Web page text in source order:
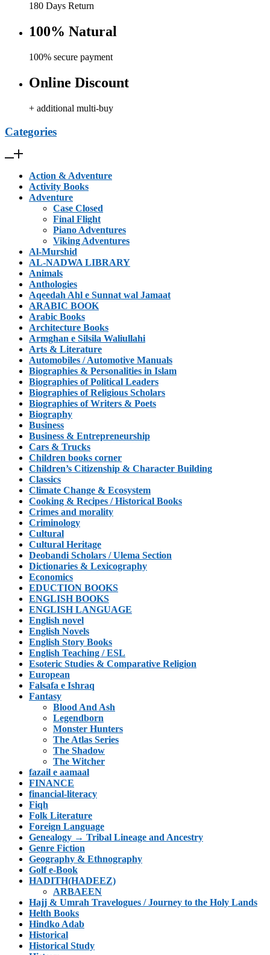
180 Days Return
100% Natural
100% secure payment
Online Discount
+ additional multi-buy
Categories
Action & Adventure
Activity Books
Adventure
Case Closed
Final Flight
Piano Adventures
Viking Adventures
Al-Murshid
AL-NADWA LIBRARY
Animals
Anthologies
Aqeedah Ahl e Sunnat wal Jamaat
ARABIC BOOK
Arabic Books
Architecture Books
Armghan e Silsila Waliullahi
Arts & Literature
Automobiles / Automotive Manuals
Biographies & Personalities in Islam
Biographies of Political Leaders
Biographies of Religious Scholars
Biographies of Writers & Poets
Biography
Business
Business & Entrepreneurship
Cars & Trucks
Children books corner
Children’s Citizenship & Character Building
Classics
Climate Change & Ecosystem
Cooking & Recipes / Historical Books
Crimes and morality
Criminology
Cultural
Cultural Heritage
Deobandi Scholars / Ulema Section
Dictionaries & Lexicography
Economics
EDUCTION BOOKS
ENGLISH BOOKS
ENGLISH LANGUAGE
English novel
English Novels
English Story Books
English Teaching / ESL
Esoteric Studies & Comparative Religion
European
Falsafa e Ishraq
Fantasy
Blood And Ash
Legendborn
Monster Hunters
The Atlas Series
The Shadow
The Witcher
fazail e aamaal
FINANCE
financial-literacy
Fiqh
Folk Literature
Foreign Language
Genealogy → Tribal Lineage and Ancestry
Genre Fiction
Geography & Ethnography
Golf e-Book
HADITH(HADEEZ)
ARBAEEN
Hajj & Umrah Travelogues / Journey to the Holy Lands
Helth Books
Hindko Adab
Historical
Historical Study